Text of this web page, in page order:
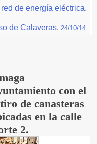
de energía eléctrica.
de Calaveras. 24/10/14
con el
de canasteras
en la calle
2.